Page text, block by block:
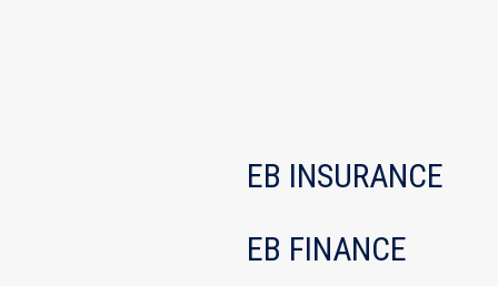
EB INSURANCE
EB FINANCE